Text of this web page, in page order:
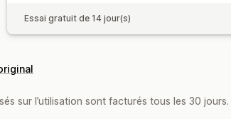
Essai gratuit de 14 jour(s)
sur l’utilisation sont facturés tous les 30 jours.